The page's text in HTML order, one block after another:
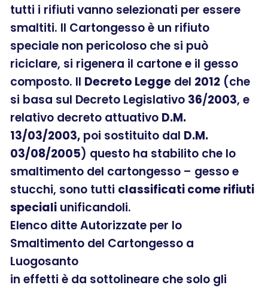
tutti i rifiuti vanno selezionati per essere
smaltiti. Il Cartongesso è un rifiuto
speciale non pericoloso che si può
riciclare, si rigenera il cartone e il gesso
composto. Il Decreto Legge del 2012 (che
si basa sul Decreto Legislativo 36/2003, e
relativo decreto attuativo D.M.
13/03/2003, poi sostituito dal D.M.
03/08/2005) questo ha stabilito che lo
smaltimento del cartongesso – gesso e
stucchi, sono tutti classificati come rifiuti
speciali unificandoli.
Elenco ditte Autorizzate per lo
Smaltimento del Cartongesso a
Luogosanto
in effetti è da sottolineare che solo gli